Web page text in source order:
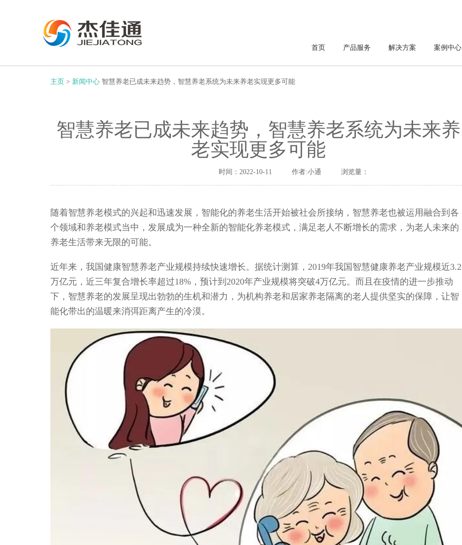
首页 产品服务 解决方案 案例中心
主页 > 新闻中心 智慧养老已成未来趋势，智慧养老系统为未来养老实现更多可能
智慧养老已成未来趋势，智慧养老系统为未来养
老实现更多可能
时间：2022-10-11 作者:小通 浏览量：
随着智慧养老模式的兴起和迅速发展，智能化的养老生活开始被社会所接纳，智慧养老也被运用融合到各
个领域和养老模式当中，发展成为一种全新的智能化养老模式，满足老人不断增长的需求，为老人未来的
养老生活带来无限的可能。
近年来，我国健康智慧养老产业规模持续快速增长。据统计测算，2019年我国智慧健康养老产业规模近3.2
万亿元，近三年复合增长率超过18%，预计到2020年产业规模将突破4万亿元。而且在疫情的进一步推动
下，智慧养老的发展呈现出勃勃的生机和潜力，为机构养老和居家养老隔离的老人提供坚实的保障，让智
能化带出的温暖来消弭距离产生的冷漠。